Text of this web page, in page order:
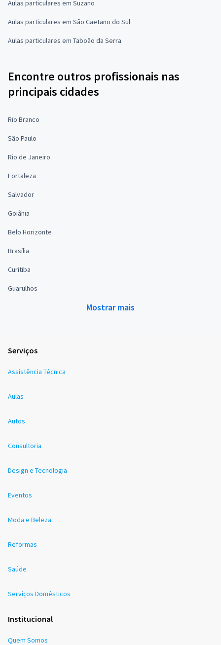
Aulas particulares em Suzano
Aulas particulares em São Caetano do Sul
Aulas particulares em Taboão da Serra
Encontre outros profissionais nas
principais cidades
Rio Branco
São Paulo
Rio de Janeiro
Fortaleza
Salvador
Goiânia
Belo Horizonte
Brasília
Curitiba
Guarulhos
Mostrar mais
Serviços
Assistência Técnica
Aulas
Autos
Consultoria
Design e Tecnologia
Eventos
Moda e Beleza
Reformas
Saúde
Serviços Domésticos
Institucional
Quem Somos